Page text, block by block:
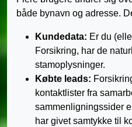
både bynavn og adresse.
Kundedata: Er du
Forsikring, har de
stamoplysninger.
Købte leads:
kontaktlister fra
sammenligningssider
har givet samtykke til